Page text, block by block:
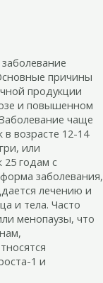
причины
продукции
и повышенном
чаще
в возрасте 12-14
или
25 годам с
заболевания,
лечению и
и тела. Часто
менопаузы, что
1 и